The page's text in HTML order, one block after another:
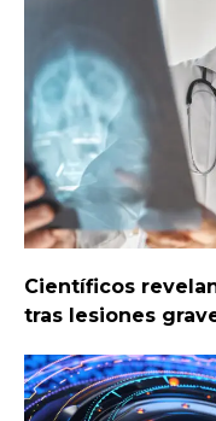
Científicos
tras lesiones